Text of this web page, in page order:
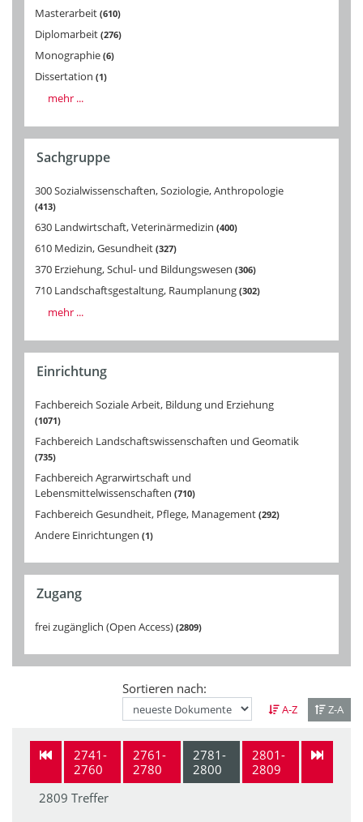
Masterarbeit 610
Diplomarbeit 276
Monographie 6
Dissertation 1
mehr ...
Sachgruppe
300 Sozialwissenschaften, Soziologie, Anthropologie
413
630 Landwirtschaft, Veterinärmedizin 400
610 Medizin, Gesundheit 327
370 Erziehung, Schul- und Bildungswesen 306
710 Landschaftsgestaltung, Raumplanung 302
mehr ...
Einrichtung
Fachbereich Soziale Arbeit, Bildung und Erziehung
1071
Fachbereich Landschaftswissenschaften und Geomatik
735
Fachbereich Agrarwirtschaft und
Lebensmittelwissenschaften 710
Fachbereich Gesundheit, Pflege, Management 292
Andere Einrichtungen 1
Zugang
frei zugänglich (Open Access) 2809
Sortieren nach:
A-Z Z-A
2741-
2760
2761-
2780
2781-
2800
2801-
2809
2809 Treffer